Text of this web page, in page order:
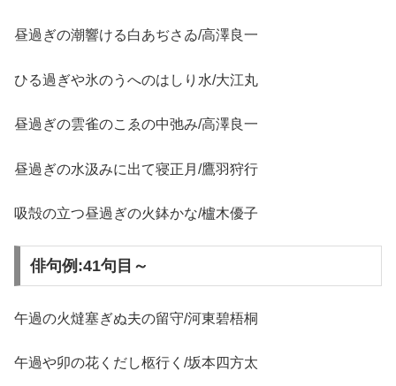
昼過ぎの潮響ける白あぢさゐ/高澤良一
ひる過ぎや氷のうへのはしり水/大江丸
昼過ぎの雲雀のこゑの中弛み/高澤良一
昼過ぎの水汲みに出て寝正月/鷹羽狩行
吸殻の立つ昼過ぎの火鉢かな/櫨木優子
俳句例:41句目～
午過の火燵塞ぎぬ夫の留守/河東碧梧桐
午過や卯の花くだし柩行く/坂本四方太